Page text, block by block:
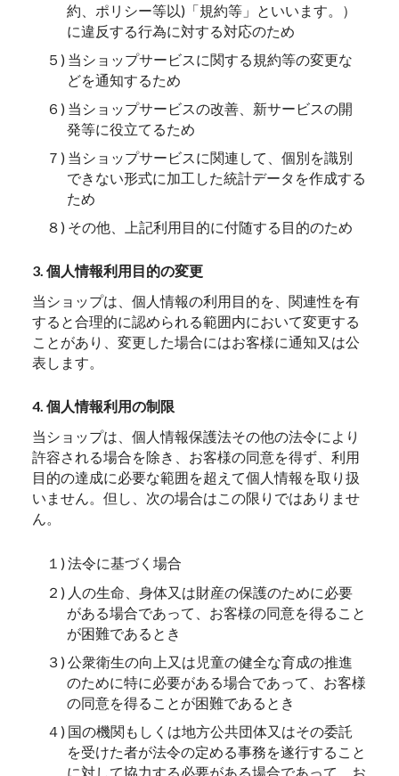
約、ポリシー等以)「規約等」といいます。）
に違反する行為に対する対応のため
５) 当ショップサービスに関する規約等の変更な
どを通知するため
６) 当ショップサービスの改善、新サービスの開
発等に役立てるため
７) 当ショップサービスに関連して、個別を識別
できない形式に加工した統計データを作成する
ため
８) その他、上記利用目的に付随する目的のため
3. 個人情報利用目的の変更
当ショップは、個人情報の利用目的を、関連性を有
すると合理的に認められる範囲内において変更する
ことがあり、変更した場合にはお客様に通知又は公
表します。
4. 個人情報利用の制限
当ショップは、個人情報保護法その他の法令により
許容される場合を除き、お客様の同意を得ず、利用
目的の達成に必要な範囲を超えて個人情報を取り扱
いません。但し、次の場合はこの限りではありませ
ん。
１) 法令に基づく場合
２) 人の生命、身体又は財産の保護のために必要
がある場合であって、お客様の同意を得ること
が困難であるとき
３) 公衆衛生の向上又は児童の健全な育成の推進
のために特に必要がある場合であって、お客様
の同意を得ることが困難であるとき
４) 国の機関もしくは地方公共団体又はその委託
を受けた者が法令の定める事務を遂行すること
に対して協力する必要がある場合であって、お